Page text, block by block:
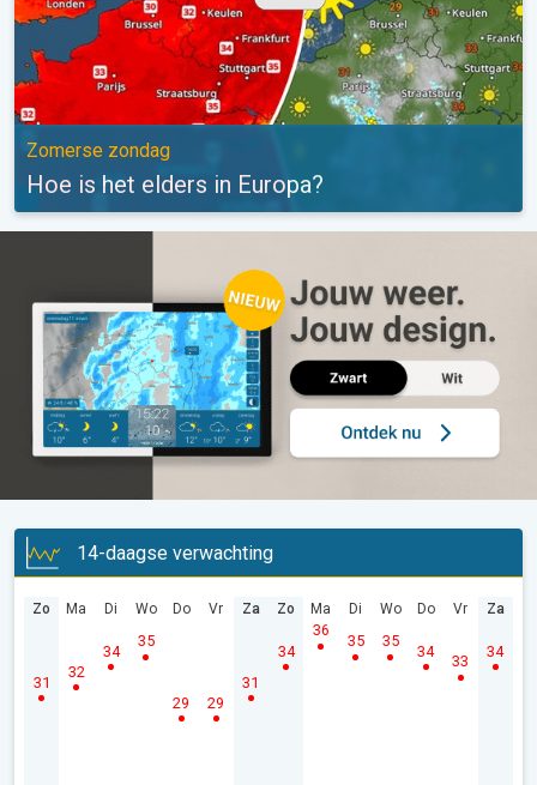
Zomerse zondag
Hoe is het elders in Europa?
14-daagse verwachting
Zo
31
Ma
32
Di
34
Wo
35
Do
29
Vr
29
Za
31
Zo
34
Ma
36
Di
35
Wo
35
Do
34
Vr
33
Za
34